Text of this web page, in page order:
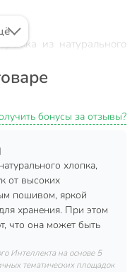
из натурального
— 100% хлопок, не
для кухни, дачи,
хозяйке или на
практичный аксессуар
надежную защиту и
хлопку
и сохраняет
спрашивают, как
бонусы за отзывы?
хлопка,
от высоких
пошивом, яркой
хранения. При этом
что она может быть
Интеллекта на основе 5
тематических площадок